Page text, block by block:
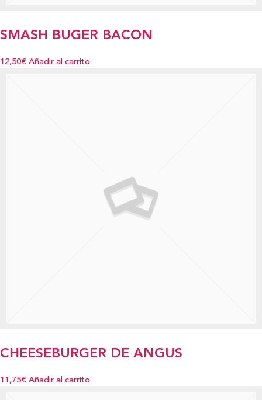
SMASH BUGER BACON
12,50€ Añadir al carrito
CHEESEBURGER DE ANGUS
11,75€ Añadir al carrito